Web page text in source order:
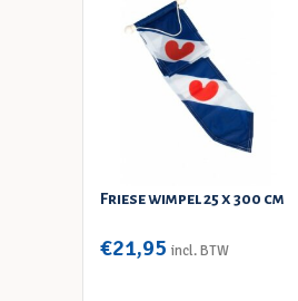
Friese wimpel 25 x 300 cm
€21,95 incl. BTW